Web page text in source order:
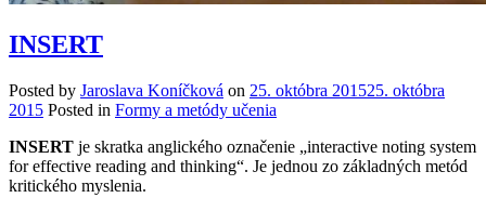
INSERT
Posted by Jaroslava Koníčková on 25. októbra 201525. októbra
2015 Posted in Formy a metódy učenia
INSERT je skratka anglického označenie „interactive noting system
for effective reading and thinking“. Je jednou zo základných metód
kritického myslenia.